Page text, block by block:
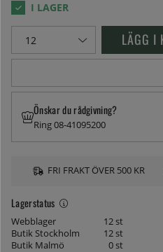
LÄGG I
Lagerstatus
Webblager
12 st
Butik Stockholm
12 st
Butik Malmö
0 st
Önskar du rådgivning?
Ring 08-41095200
FRI FRAKT ÖVER 500 KR